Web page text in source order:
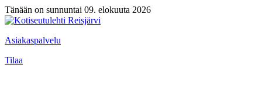
Tänään on sunnuntai 09. elokuuta 2026
Asiakaspalvelu
Tilaa